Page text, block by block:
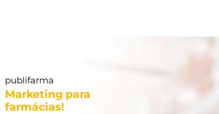
publifarma
Marketing para
farmácias!